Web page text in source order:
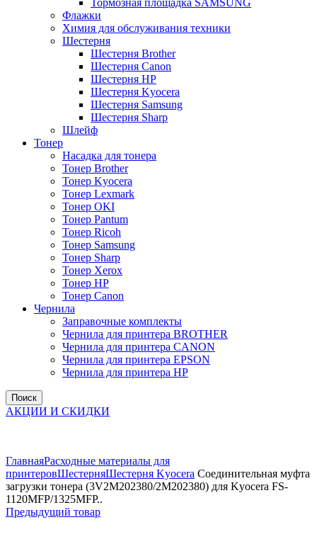
Тормозная площадка SAMSUNG
Флажки
Химия для обслуживания техники
Шестерня
Шестерня Brother
Шестерня Canon
Шестерня HP
Шестерня Kyocera
Шестерня Samsung
Шестерня Sharp
Шлейф
Тонер
Насадка для тонера
Тонер Brother
Тонер Kyocera
Тонер Lexmark
Тонер OKI
Тонер Pantum
Тонер Ricoh
Тонер Samsung
Тонер Sharp
Тонер Xerox
Тонер НР
Тонер Саnon
Чернила
Заправочные комплекты
Чернила для принтера BROTHER
Чернила для принтера CANON
Чернила для принтера EPSON
Чернила для принтера HP
Поиск
АКЦИИ И СКИДКИ
ГлавнаяРасходные материалы для
принтеровШестерняШестерня Kyocera Соединительная муфта
загрузки тонера (3V2M202380/2M202380) для Kyocera FS-
1120MFP/1325MFP..
Предыдущий товар